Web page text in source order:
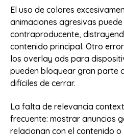
El uso de colores
animaciones agresivas
contraproducente,
contenido principal. Otro
los overlay ads para
pueden bloquear gran parte
difíciles de cerrar.
La falta de relevancia
frecuente: mostrar anuncios
relacionan con el contenido